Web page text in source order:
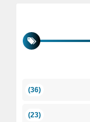
(36)
(23)